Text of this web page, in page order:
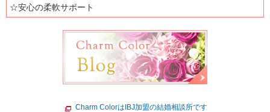
☆安心の柔軟サポート
Charm ColorはIBJ加盟の結婚相談所です